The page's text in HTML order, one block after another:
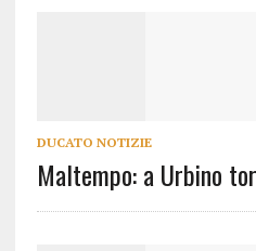
DUCATO NOTIZIE
Maltempo: a Urbino